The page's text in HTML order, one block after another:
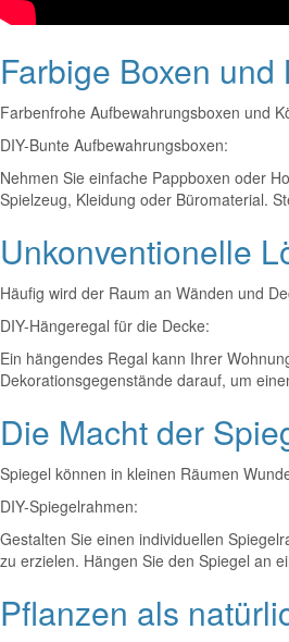
Farbige Boxen
Farbenfrohe Aufbewahrungsboxen und
DIY-Bunte Aufbewahrungsboxen:
Nehmen Sie einfache Pappboxen oder
Spielzeug, Kleidung oder Büromaterial.
Unkonventionelle
Häufig wird der Raum an Wänden und
DIY-Hängeregal für die Decke:
Ein hängendes Regal kann Ihrer
Dekorationsgegenstände darauf, um
Die Macht der
Spiegel können in kleinen Räumen
DIY-Spiegelrahmen:
Gestalten Sie einen individuellen
zu erzielen. Hängen Sie den Spiegel an
Pflanzen als